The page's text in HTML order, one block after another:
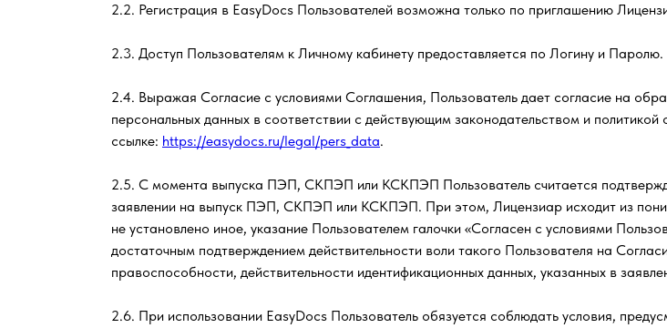
2.2. Регистрация в EasyDocs Пользователей возможна только по приглашению
2.3. Доступ Пользователям к Личному кабинету предоставляется по Логину и Паролю.
2.4. Выражая Согласие с условиями Соглашения, Пользователь дает согласие на
персональных данных в соответствии с действующим законодательством и
ссылке: https://easydocs.ru/legal/pers_data.
2.5. С момента выпуска ПЭП, СКПЭП или КСКПЭП Пользователь считается
заявлении на выпуск ПЭП, СКПЭП или КСКПЭП. При этом, Лицензиар исходит из
не установлено иное, указание Пользователем галочки «Согласен с условиями
достаточным подтверждением действительности воли такого Пользователя на
правоспособности, действительности идентификационных данных, указанных в
2.6. При использовании EasyDocs Пользователь обязуется соблюдать условия,